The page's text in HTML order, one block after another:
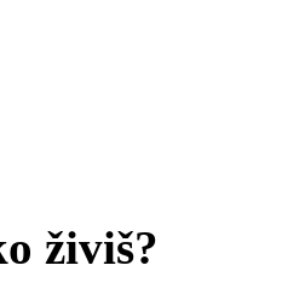
živiš?